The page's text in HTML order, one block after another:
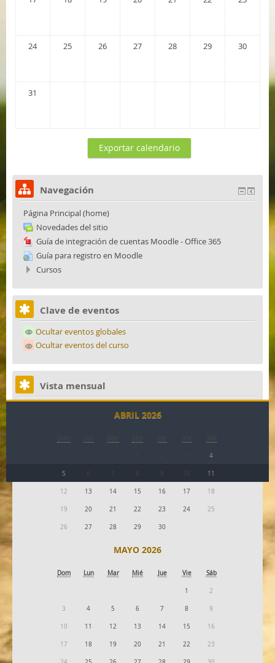
24 25 26 27 28 29 30
31
Navegación
Página Principal (home)
Novedades del sitio
Guía de integración de cuentas Moodle - Office 365
Guía para registro en Moodle
Cursos
Clave de eventos
Ocultar eventos globales
Ocultar eventos del curso
Vista mensual
ABRIL 2026
4
5 7 9 11
12 13 14 15 16 17 18
19 20 21 22 23 24 25
26 27 28 29 30
MAYO 2026
Dom Lun Mar Mié Jue Vie Sáb
1 2
3 4 5 6 7 8 9
10 11 12 13 14 15 16
17 18 19 20 21 22 23